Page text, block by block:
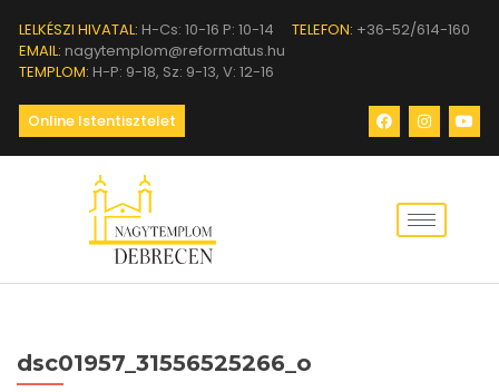
LELKÉSZI HIVATAL: H-Cs: 10-16 P: 10-14 TELEFON: +36-52/614-160
EMAIL: nagytemplom@reformatus.hu
TEMPLOM: H-P: 9-18, Sz: 9-13, V: 12-16
Online Istentisztelet
dsc01957_31556525266_o